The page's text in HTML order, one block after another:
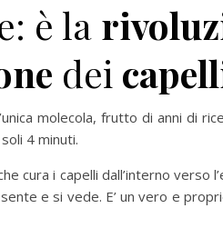
è la
dei
molecola, frutto di anni di
4 minuti.
cura i capelli dall’interno verso
e si vede. E’ un vero e